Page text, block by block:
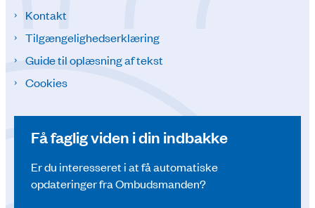
Kontakt
Tilgængelighedserklæring
Guide til oplæsning af tekst
Cookies
Få faglig viden i din indbakke
Er du interesseret i at få automatiske
opdateringer fra Ombudsmanden?